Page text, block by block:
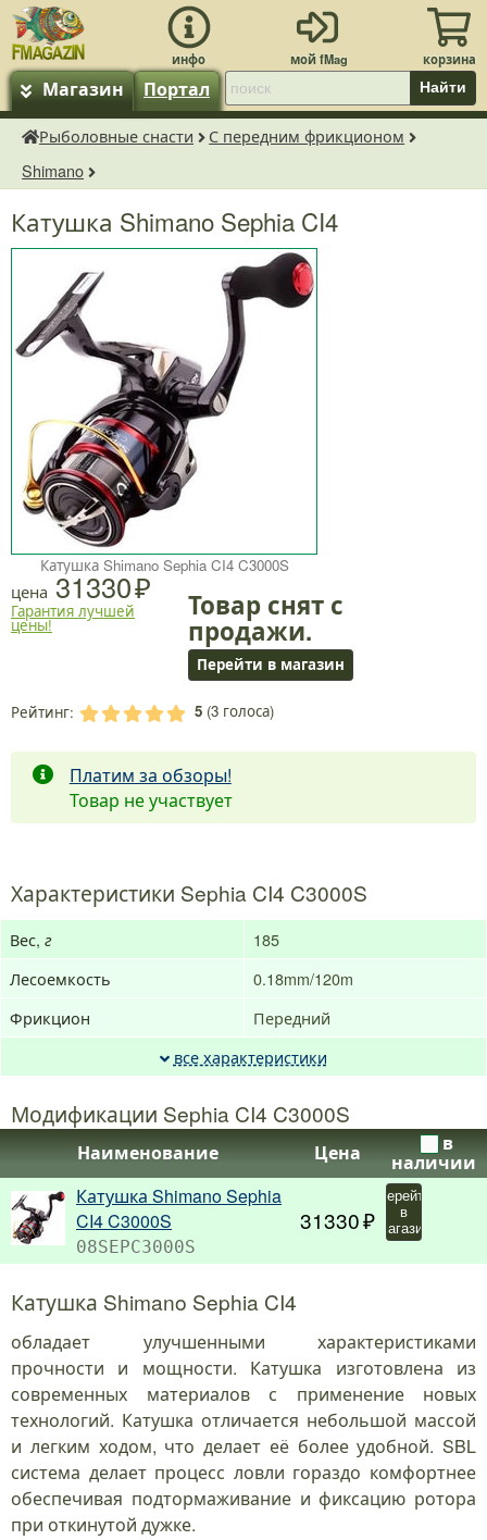
Магазин Портал Найти
fMagazin.ru
Рыболовные снасти
С передним фрикционом
Shimano
Катушка Shimano Sephia CI4
Катушка Shimano Sephia CI4 C3000S
цена 31330
Гарантия лучшей
цены!
Товар снят с
продажи.
Перейти в магазин
Рейтинг: 5(3голоса)
Платим за обзоры!
Товар не участвует
Характеристики Sephia CI4 C3000S
Вес, г
185
Лесоемкость
0.18mm/120m
Фрикцион
Передний
все характеристики
Модификации Sephia CI4 C3000S
Наименование Цена
в
наличии
Катушка Shimano Sephia
CI4 C3000S
08SEPC3000S
31330
Перейти
в
магазин
Катушка Shimano Sephia CI4
обладает улучшенными характеристиками
прочности и мощности. Катушка изготовлена из
современных материалов с применение новых
технологий. Катушка отличается небольшой массой
и легким ходом, что делает её более удобной. SBL
система делает процесс ловли гораздо комфортнее
обеспечивая подтормаживание и фиксацию ротора
при откинутой дужке.